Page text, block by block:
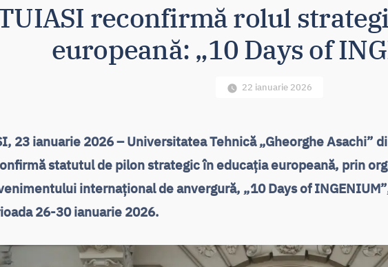
reconfirmă rolul
europeană: „10 Days of
22 ianuarie 2026
23 ianuarie 2026 – Universitatea Tehnică „Gheorghe Asachi”
statutul de pilon strategic în educația europeană, prin
internațional de anvergură, „10 Days of
26-30 ianuarie 2026.